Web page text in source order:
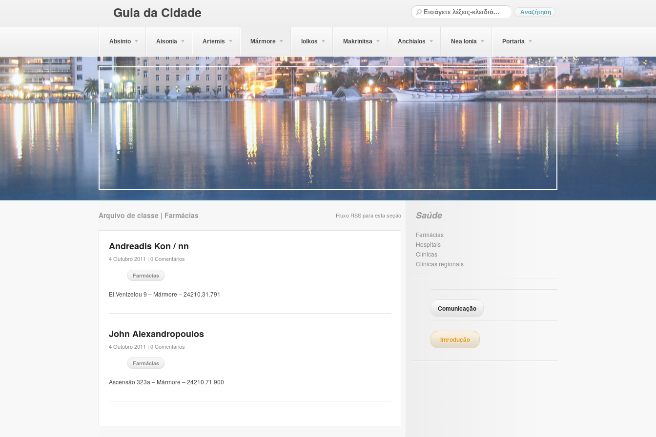
Guia da Cidade
Absinto Aisonia Artemis Mármore Iolkos Makrinitsa Anchialos Nea Ionia Portaria
Arquivo de classe | Farmácias Fluxo RSS para esta seção
Andreadis Kon / nn
4 Outubro 2011 | 0 Comentários
Farmácias
El.Venizelou 9 – Mármore – 24210.31.791
John Alexandropoulos
4 Outubro 2011 | 0 Comentários
Farmácias
Ascensão 323a – Mármore – 24210.71.900
Saúde
Farmácias
Hospitais
Clínicas
Clínicas regionais
Comunicação
Introdução